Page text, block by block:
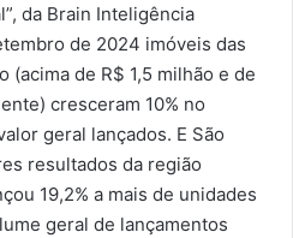
da Brain Inteligência
de 2024 imóveis das
de R$ 1,5 milhão e de
cresceram 10% no
geral lançados. E São
resultados da região
19,2% a mais de unidades
geral de lançamentos